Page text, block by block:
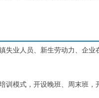
业人员、新生劳动力、企
模式，开设晚班、周末班